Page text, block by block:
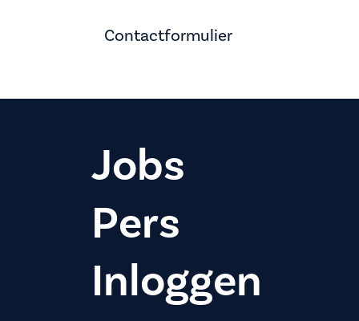
Contactformulier
Jobs
Pers
Inloggen